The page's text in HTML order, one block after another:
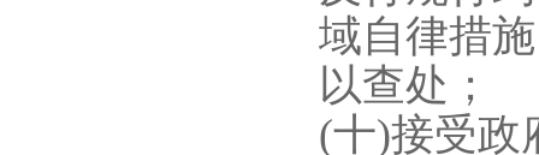
域自律措
以查处；
(十)接受政